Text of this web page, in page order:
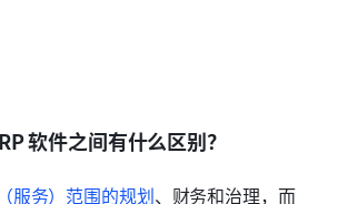
软件之间有什么区别？
服务）范围的规划、财务和治理，而